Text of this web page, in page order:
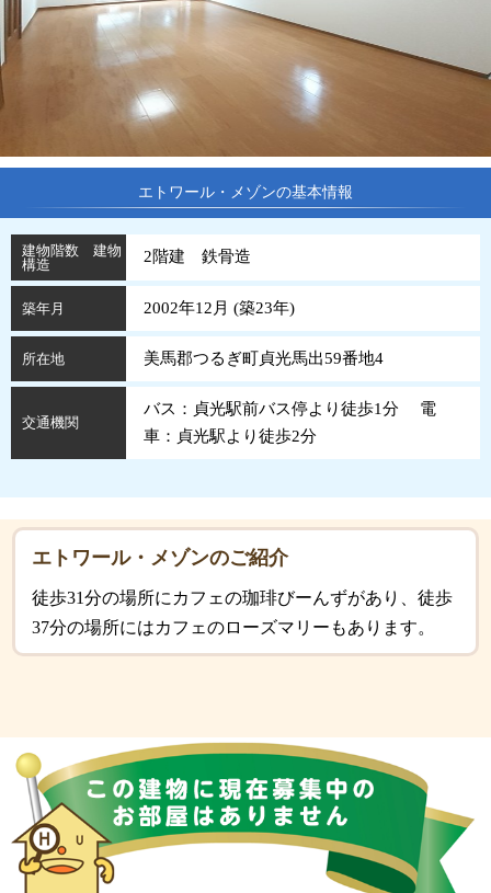
エトワール・メゾンの基本情報
建物階数 建物
構造
2階建 鉄骨造
築年月 2002年12月 (築23年)
所在地 美馬郡つるぎ町貞光馬出59番地4
交通機関
バス：貞光駅前バス停より徒歩1分 電
車：貞光駅より徒歩2分
エトワール・メゾンのご紹介
徒歩31分の場所にカフェの珈琲びーんずがあり、徒歩
37分の場所にはカフェのローズマリーもあります。